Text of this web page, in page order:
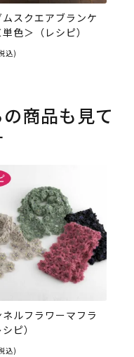
ムスクエアブランケ
色＞（レシピ）
込)
商品も見て
ネルフラワーマフラ
ピ）
込)